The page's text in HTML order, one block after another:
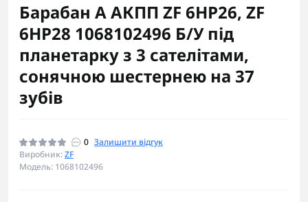
Барабан А АКПП ZF 6HP26, ZF
6HP28 1068102496 Б/У під
планетарку з 3 сателітами,
сонячною шестернею на 37
зубів
0 Залишити відгук
Виробник:ZF
Модель: 1068102496